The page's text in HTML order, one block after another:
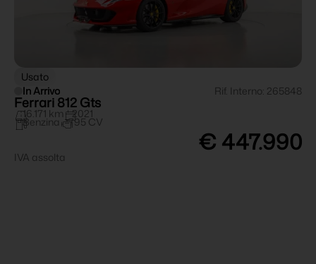
Usato
In Arrivo
Rif. Interno: 265848
Ferrari 812 Gts
16.171 km 2021
Benzina 795 CV
€ 447.990
IVA assolta